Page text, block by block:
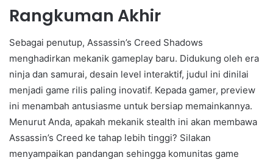
Rangkuman Akhir
Sebagai penutup, Assassin’s Creed Shadows
menghadirkan mekanik gameplay baru. Didukung oleh era
ninja dan samurai, desain level interaktif, judul ini dinilai
menjadi game rilis paling inovatif. Kepada gamer, preview
ini menambah antusiasme untuk bersiap memainkannya.
Menurut Anda, apakah mekanik stealth ini akan membawa
Assassin’s Creed ke tahap lebih tinggi? Silakan
menyampaikan pandangan sehingga komunitas game